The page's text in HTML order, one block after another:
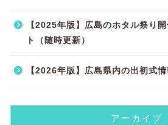
【2025年版】広島のホタル祭り
ト（随時更新）
【2026年版】広島県内の出初式情
アーカイブ